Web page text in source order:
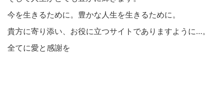
今を生きるために。豊かな人生を生きるために。
貴方に寄り添い、お役に立つサイトでありますように…。
全てに愛と感謝を